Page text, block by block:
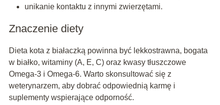
unikanie kontaktu z innymi zwierzętami.
Znaczenie diety
Dieta kota z białaczką powinna być lekkostrawna, bogata
w białko, witaminy (A, E, C) oraz kwasy tłuszczowe
Omega-3 i Omega-6. Warto skonsultować się z
weterynarzem, aby dobrać odpowiednią karmę i
suplementy wspierające odporność.